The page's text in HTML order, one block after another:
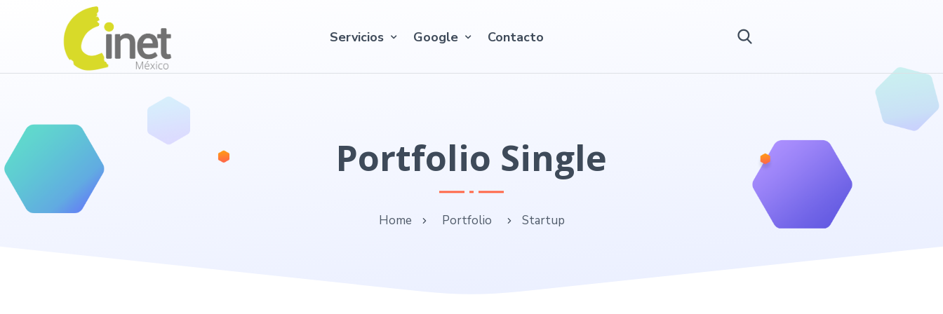
Servicios Google Contacto
Portfolio Single
Home Portfolio Startup